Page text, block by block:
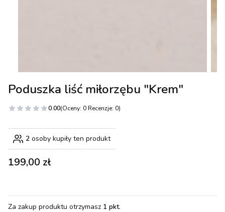
Poduszka liść miłorzębu "Krem"
0.00(Oceny: 0 Recenzje: 0)
2 osoby kupiły ten produkt
Cena
199,00 zł
Za zakup produktu otrzymasz 1 pkt.